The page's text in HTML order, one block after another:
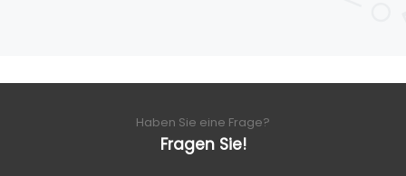
Haben Sie eine Frage?
Fragen Sie!